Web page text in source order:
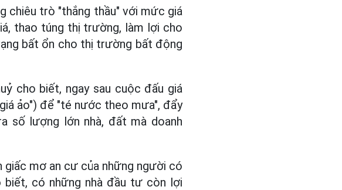
chiêu trò "thắng thầu" với mức giá
thao túng thị trường, làm lợi cho
bất ổn cho thị trường bất động
cho biết, ngay sau cuộc đấu giá
ảo") để "té nước theo mưa", đẩy
số lượng lớn nhà, đất mà doanh
giấc mơ an cư của những người có
biết, có những nhà đầu tư còn lợi